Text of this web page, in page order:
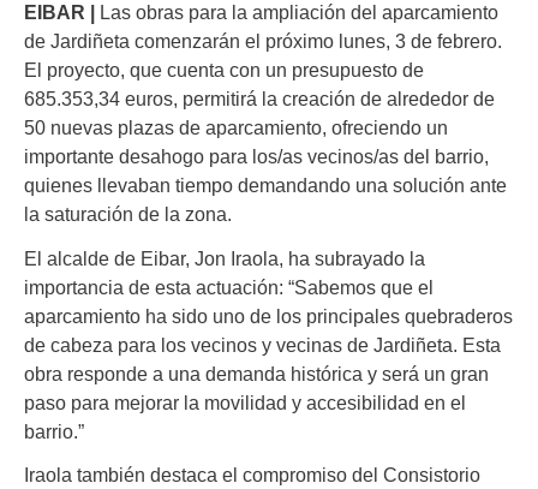
EIBAR |
Las obras para la ampliación del aparcamiento
de Jardiñeta comenzarán el próximo lunes, 3 de febrero.
El proyecto, que cuenta con un presupuesto de
685.353,34 euros, permitirá la creación de alrededor de
50 nuevas plazas de aparcamiento, ofreciendo un
importante desahogo para los/as vecinos/as del barrio,
quienes llevaban tiempo demandando una solución ante
la saturación de la zona.
El alcalde de Eibar, Jon Iraola, ha subrayado la
importancia de esta actuación: “Sabemos que el
aparcamiento ha sido uno de los principales quebraderos
de cabeza para los vecinos y vecinas de Jardiñeta. Esta
obra responde a una demanda histórica y será un gran
paso para mejorar la movilidad y accesibilidad en el
barrio.”
Iraola también destaca el compromiso del Consistorio